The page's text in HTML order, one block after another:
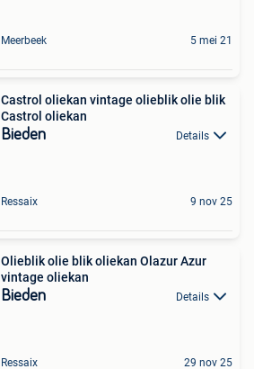
Meerbeek 5 mei 21
Castrol oliekan vintage olieblik olie blik
Castrol oliekan
Bieden Details
Ressaix 9 nov 25
Olieblik olie blik oliekan Olazur Azur
vintage oliekan
Bieden Details
Ressaix 29 nov 25